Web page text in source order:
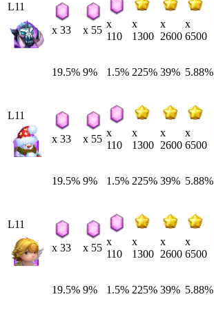
L11
x 33 x 55
x
110
x
1300
x
2600
x
6500
19.5% 9% 1.5% 225% 39% 5.88%
L11
x 33 x 55
x
110
x
1300
x
2600
x
6500
19.5% 9% 1.5% 225% 39% 5.88%
L11
x 33 x 55
x
110
x
1300
x
2600
x
6500
19.5% 9% 1.5% 225% 39% 5.88%